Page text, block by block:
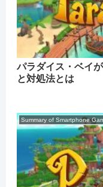
パラダイス・ベイ
と対処法とは
Summary of Smartphone